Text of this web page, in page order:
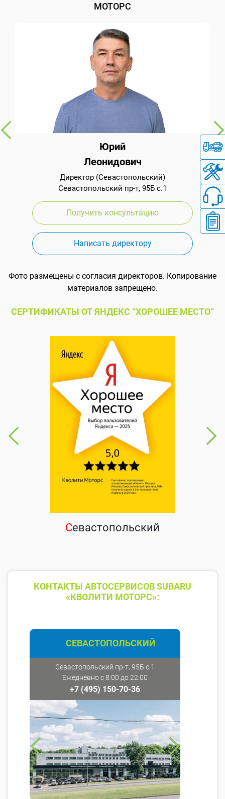
МОТОРС
Юрий
Леонидович
Директор (Севастопольский)
Севастопольский пр-т, 95Б с.1
Получить консультацию
Написать директору
Фото размещены с согласия директоров. Копирование
материалов запрещено.
СЕРТИФИКАТЫ ОТ ЯНДЕКС “ХОРОШЕЕ МЕСТО”
Севастопольский
КОНТАКТЫ АВТОСЕРВИСОВ SUBARU
«КВОЛИТИ МОТОРС»:
СЕВАСТОПОЛЬСКИЙ
Севастопольский пр-т, 95Б с.1
Ежедневно с 8:00 до 22:00
+7 (495) 150-70-36